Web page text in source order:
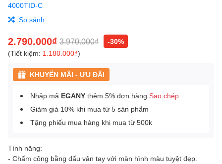
4000TID-C
So sánh
2.790.000₫ 3.970.000₫
-30%
(Tiết kiệm: 1.180.000₫)
KHUYẾN MÃI - ƯU ĐÃI
Nhập mã EGANY thêm 5% đơn hàng Sao chép
Giảm giá 10% khi mua từ 5 sản phẩm
Tặng phiếu mua hàng khi mua từ 500k
Tính năng:
- Chấm công bằng dấu vân tay với màn hình màu tuyệt đẹp.